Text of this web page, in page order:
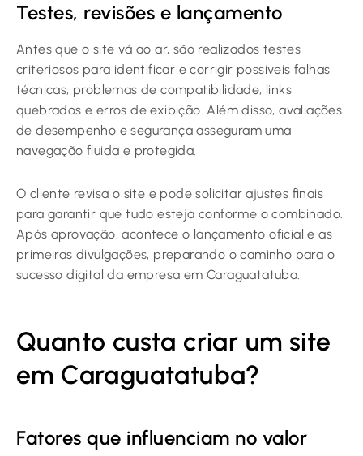
Testes, revisões e lançamento
Antes que o site vá ao ar, são realizados testes
criteriosos para identificar e corrigir possíveis falhas
técnicas, problemas de compatibilidade, links
quebrados e erros de exibição. Além disso, avaliações
de desempenho e segurança asseguram uma
navegação fluida e protegida.
O cliente revisa o site e pode solicitar ajustes finais
para garantir que tudo esteja conforme o combinado.
Após aprovação, acontece o lançamento oficial e as
primeiras divulgações, preparando o caminho para o
sucesso digital da empresa em Caraguatatuba.
Quanto custa criar um site
em Caraguatatuba?
Fatores que influenciam no valor